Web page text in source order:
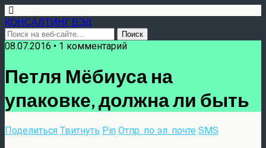
КОНСАЛТИНГ ВЭД
08.07.2016 • 1 комментарий
Петля Мёбиуса на
упаковке, должна ли быть
Поделиться Твитнуть Pin Отпр. по эл. почте SMS